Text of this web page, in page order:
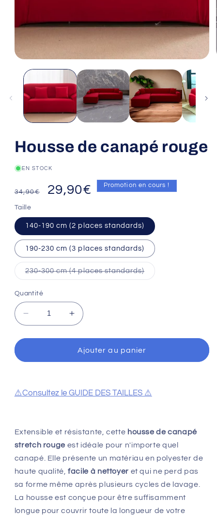
Housse de canapé rouge
EN STOCK
habituel
34,90€
Prix
promotionnel
29,90€ Promotion en cours !
Taille
140-190 cm (2 places standards)
190-230 cm (3 places standards)
230-300 cm (4 places standards)Variante
épuisée
Quantité
Réduire
la
quantité
Housse
rouge
Augmenter
la
quantité
de
Housse
rouge
Ajouter au panier
⚠️Consultez le GUIDE DES TAILLES ⚠️
Extensible et résistante, cette housse de canapé
stretch rougeest idéale pour n'importe quel
canapé. Elle présente un matériau en polyester de
haute qualité,facile à nettoyer et qui ne perd pas
sa forme même après plusieurs cycles de lavage.
La housse est conçue pour être suffisamment
longue pour couvrir toute la longueur de votre